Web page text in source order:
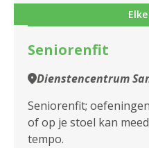
Seniorenfit
Dienstencentrum
Seniorenfit;
of op je stoel kan
tempo.